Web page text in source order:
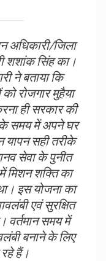
अधिकारी/जिला
शशांक सिंह का।
ने बताया कि
रोजगार मुहैया
ही सरकार की
समय में अपने घर
यापन सही तरीके
सेवा के पुनीत
मिशन शक्ति का
इस योजना का
एवं सुरक्षित
वर्तमान समय में
बनाने के लिए
हैं।